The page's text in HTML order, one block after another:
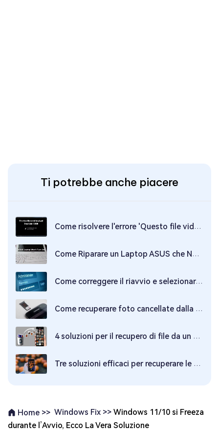
Ti potrebbe anche piacere
Come risolvere l'errore 'Questo file video non può essere riprodotto, codice di errore 102630'?
Come Riparare un Laptop ASUS che Non Si Accende - Tenorshare
Come correggere il riavvio e selezionare il dispositivo di avvio corretto Windows 10
Come recuperare foto cancellate dalla scheda SD su un telefono Android: consigli e trucchi aggiornati al 2025.
4 soluzioni per il recupero di file da un computer che non si avvia
Tre soluzioni efficaci per recuperare le foto dal cestino
Home >> Windows Fix >> Windows 11/10 si Freeza
durante l’Avvio, Ecco La Vera Soluzione